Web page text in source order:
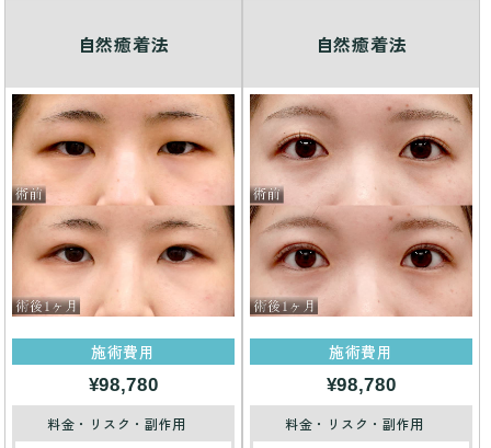
自然癒着法
施術費用
¥98,780
料金・リスク・副作用
自然癒着法
施術費用
¥98,780
料金・リスク・副作用